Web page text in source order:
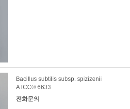
Bacillus subtilis subsp. spizizenii
ATCC® 6633
전화문의